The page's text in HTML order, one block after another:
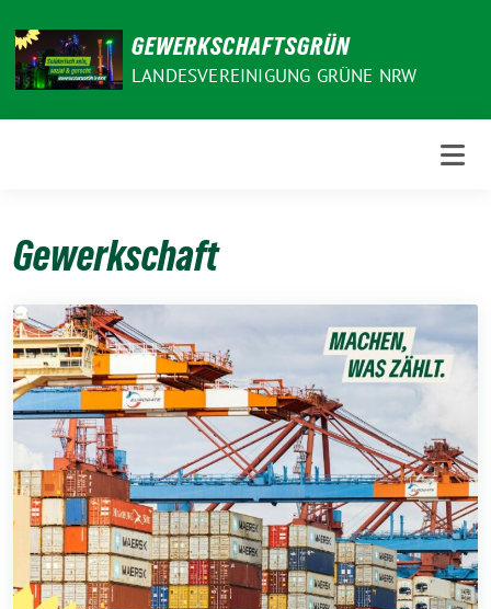
zum
Inhalt
GEWERKSCHAFTSGRÜN
LANDESVEREINIGUNG GRÜNE NRW
Gewerkschaft